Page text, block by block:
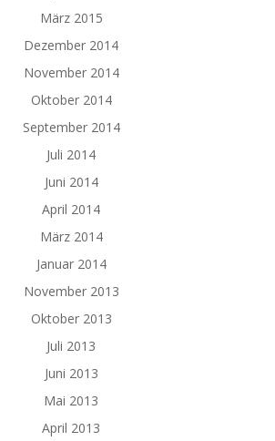
März 2015
Dezember 2014
November 2014
Oktober 2014
September 2014
Juli 2014
Juni 2014
April 2014
März 2014
Januar 2014
November 2013
Oktober 2013
Juli 2013
Juni 2013
Mai 2013
April 2013